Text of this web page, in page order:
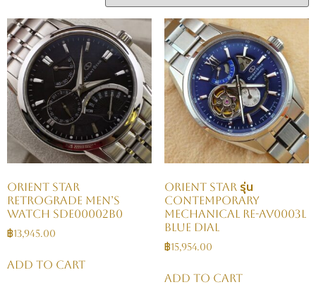
Orient Star
Retrograde Men’s
Watch SDE00002B0
฿13,945.00
Add to cart
ORIENT STAR รุ่น
Contemporary
Mechanical RE-AV0003L
Blue Dial
฿15,954.00
Add to cart